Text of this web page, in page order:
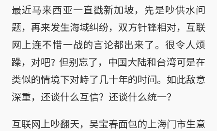
最近马来西亚一直戳新加坡，先是吵供水问
题，再来发生海域纠纷，双方针锋相对，互联
网上连不惜一战的言论都出来了。很令人烦
躁，对吧? 但别忘了，中国大陆和台湾可是在
类似的情境下对峙了几十年的时间。如此敌意
深重，还谈什么互信？还谈什么统一？
互联网上吵翻天，吴宝春面包的上海门市生意